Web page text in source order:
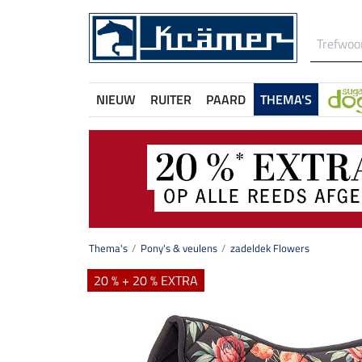
NIEUW RUITER PAARD THEMA'S
Thema's Pony's & veulens zadeldek Flowers
20 % + 20 % EXTRA